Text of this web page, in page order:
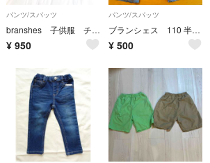
パンツ/スパッツ
branshes 子供服 チェック ストライプ パンツ 130cm 2枚セット
¥ 950
パンツ/スパッツ
ブランシェス 110 半ズボン ハーフパンツ
¥ 500